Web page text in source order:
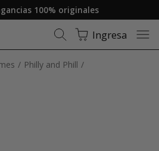
100% originales
Ingresa
Philly and Phill